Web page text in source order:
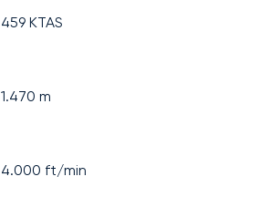
459 KTAS
1.470 m
4.000 ft/min